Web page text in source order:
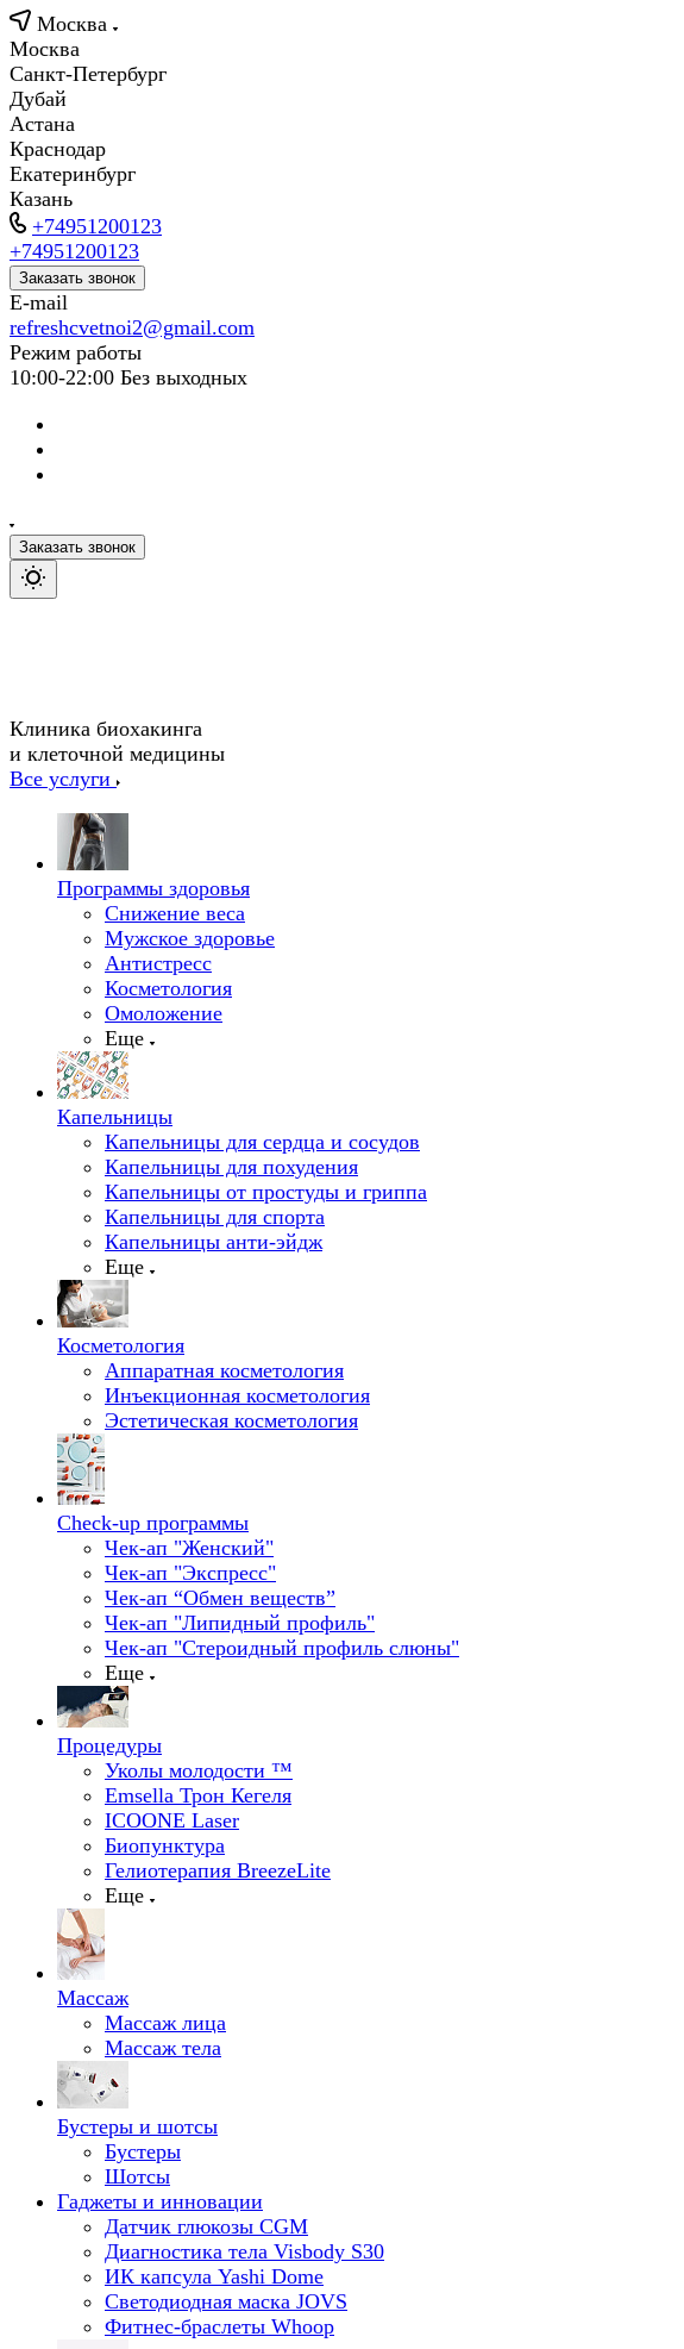
Москва
Москва
Санкт-Петербург
Дубай
Астана
Краснодар
Екатеринбург
Казань
+74951200123
+74951200123
Заказать звонок
E-mail
refreshcvetnoi2@gmail.com
Режим работы
10:00-22:00 Без выходных
Заказать звонок
Клиника биохакинга
и клеточной медицины
Все услуги
Программы здоровья
Снижение веса
Мужское здоровье
Антистресс
Косметология
Омоложение
Еще
Капельницы
Капельницы для сердца и сосудов
Капельницы для похудения
Капельницы от простуды и гриппа
Капельницы для спорта
Капельницы анти-эйдж
Еще
Косметология
Аппаратная косметология
Инъекционная косметология
Эстетическая косметология
Check-up программы
Чек-ап "Женский"
Чек-ап "Экспресс"
Чек-ап “Обмен веществ”
Чек-ап "Липидный профиль"
Чек-ап "Стероидный профиль слюны"
Еще
Процедуры
Уколы молодости ™
Emsella Трон Кегеля
ICOONE Laser
Биопунктура
Гелиотерапия BreezeLite
Еще
Массаж
Массаж лица
Массаж тела
Бустеры и шотсы
Бустеры
Шотсы
Гаджеты и инновации
Датчик глюкозы CGM
Диагностика тела Visbody S30
ИК капсула Yashi Dome
Светодиодная маска JOVS
Фитнес-браслеты Whoop